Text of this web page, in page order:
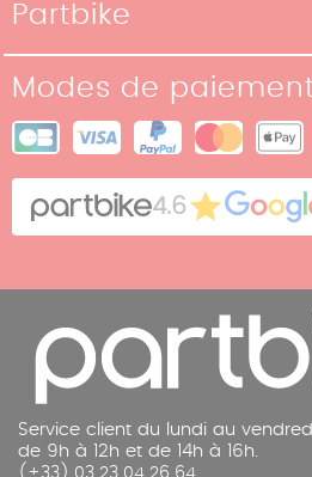
Moyens de paiement
Conditions générales de vente
Contact
Partbike
Nos boutiques
Plan du site
Cookies
Mentions légales
Modes de
4.6
Service client du lundi au
de 9h à 12h et de 14h à 16h.